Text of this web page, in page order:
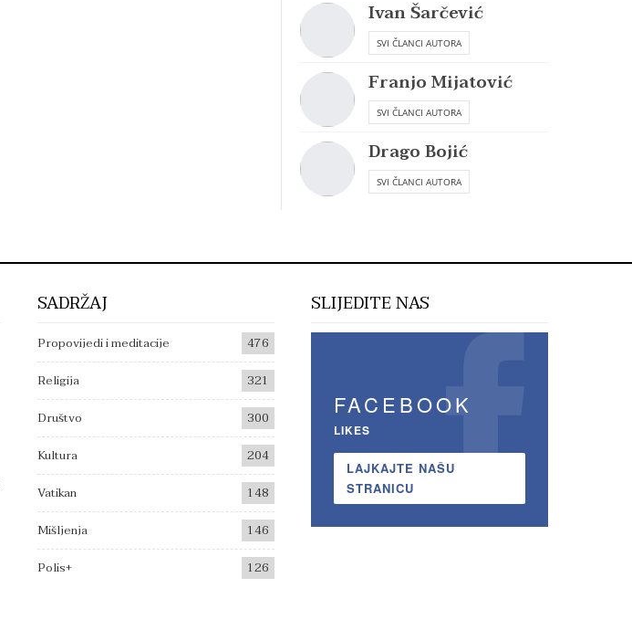
Ivan Šarčević
SVI ČLANCI AUTORA
Franjo Mijatović
SVI ČLANCI AUTORA
Drago Bojić
SVI ČLANCI AUTORA
SADRŽAJ
Propovijedi i meditacije
476
Religija
321
Društvo
300
Kultura
204
Vatikan
148
Mišljenja
146
Polis+
126
SLIJEDITE NAS
FACEBOOK
LIKES
LAJKAJTE NAŠU
STRANICU